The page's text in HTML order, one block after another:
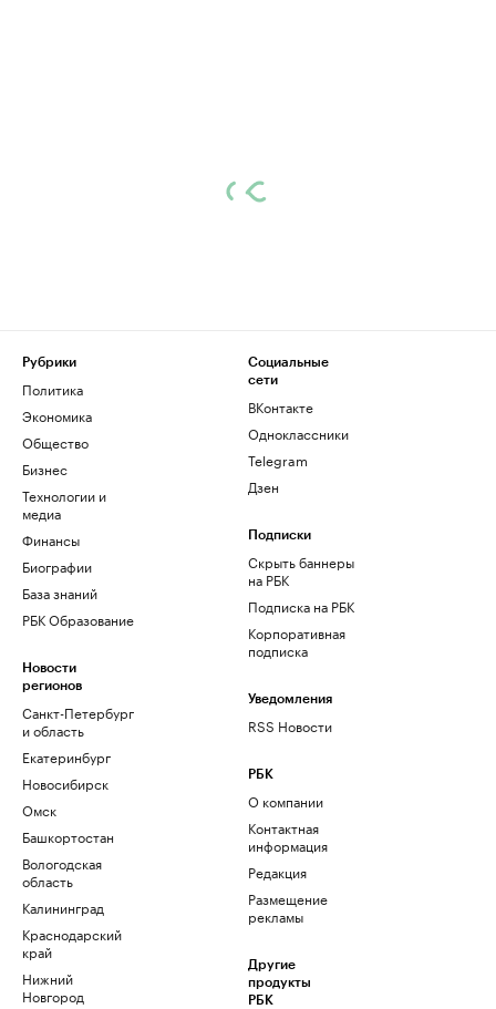
Рубрики
Политика
Экономика
Общество
Бизнес
Технологии и
медиа
Финансы
Биографии
База знаний
РБК Образование
Новости
регионов
Санкт-Петербург
и область
Екатеринбург
Новосибирск
Омск
Башкортостан
Вологодская
область
Калининград
Краснодарский
край
Нижний
Новгород
Социальные
сети
ВКонтакте
Одноклассники
Telegram
Дзен
Подписки
Скрыть баннеры
на РБК
Подписка на РБК
Корпоративная
подписка
Уведомления
RSS Новости
РБК
О компании
Контактная
информация
Редакция
Размещение
рекламы
Другие
продукты
РБК